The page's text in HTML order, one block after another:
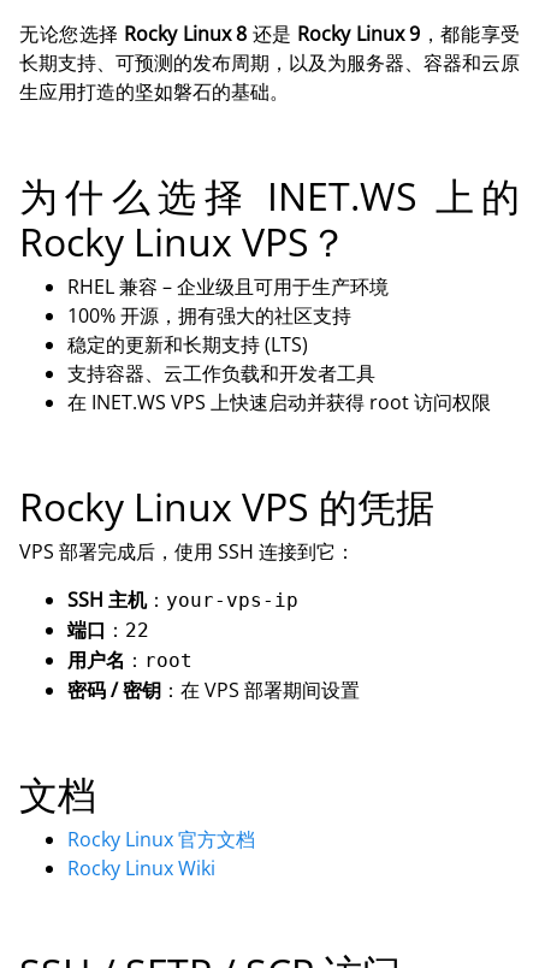
无论您选择 Rocky Linux 8 还是 Rocky Linux 9 ，都能享受
长期支持、可预测的发布周期，以及为服务器、容器和云原
生应用打造的坚如磐石的基础。
为什么选择 INET.WS 上的
Rocky Linux VPS？
RHEL 兼容 – 企业级且可用于生产环境
100% 开源，拥有强大的社区支持
稳定的更新和长期支持 (LTS)
支持容器、云工作负载和开发者工具
在 INET.WS VPS 上快速启动并获得 root 访问权限
Rocky Linux VPS 的凭据
VPS 部署完成后，使用 SSH 连接到它：
SSH 主机： your-vps-ip
端口 ： 22
用户名 ： root
密码 / 密钥 ：在 VPS 部署期间设置
文档
Rocky Linux 官方文档
Rocky Linux Wiki